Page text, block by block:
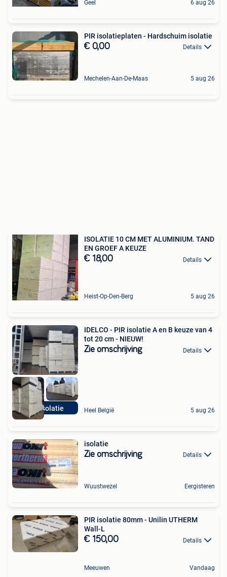
Geel 6 aug 26
PIR isolatieplaten - Hardschuim isolatie
€ 0,00 Details
Mechelen-Aan-De-Maas 5 aug 26
ISOLATIE 10 CM MET ALUMINIUM. TAND
EN GROEF A KEUZE
€ 18,00 Details
Heist-Op-Den-Berg 5 aug 26
PIR isolatie
IDELCO - PIR isolatie A en B keuze van 4
tot 20 cm - NIEUW!
Zie omschrijving Details
Heel België 5 aug 26
isolatie
Zie omschrijving Details
Wuustwezel Eergisteren
PIR isolatie 80mm - Unilin UTHERM
Wall-L
€ 150,00 Details
Meeuwen Vandaag